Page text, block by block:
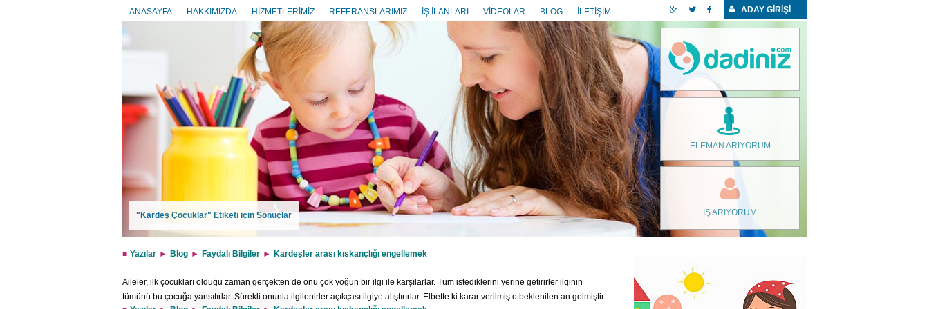
ADAY GİRİŞİ
ANASAYFA HAKKIMIZDA HİZMETLERİMİZ REFERANSLARIMIZ İŞ İLANLARI VİDEOLAR BLOG İLETİŞİM
ELEMAN ARIYORUM
İŞ ARIYORUM
"Kardeş Çocuklar" Etiketi için Sonuçlar
Yazılar Blog Faydalı Bilgiler Kardeşler arası kıskançlığı engellemek
Aileler, ilk çocukları olduğu zaman gerçekten de onu çok yoğun bir ilgi ile karşılarlar. Tüm istediklerini yerine getirirler ilginin
tümünü bu çocuğa yansıtırlar. Sürekli onunla ilgilenirler açıkçası ilgiye alıştırırlar. Elbette ki karar verilmiş o beklenilen an gelmiştir.